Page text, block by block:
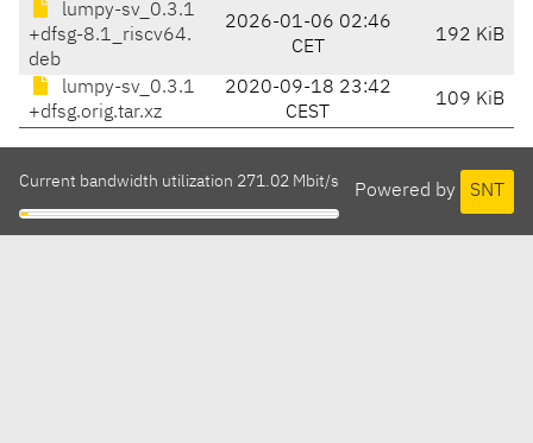
lumpy-sv_0.3.1
+dfsg-8.1_riscv64.
deb
2026-01-06 02:46
CET
192 KiB
lumpy-sv_0.3.1
+dfsg.orig.tar.xz
2020-09-18 23:42
CEST
109 KiB
Powered by SNT
Current bandwidth utilization 271.02 Mbit/s